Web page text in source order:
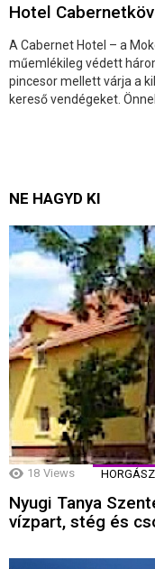
Hotel
A Cabernet Hotel – a
műemlékileg védett
pincesor mellett várja a
kereső vendégeket. Önnek
NE HAGYD KI
18 Views
Nyugi Tanya
vízpart, stég és